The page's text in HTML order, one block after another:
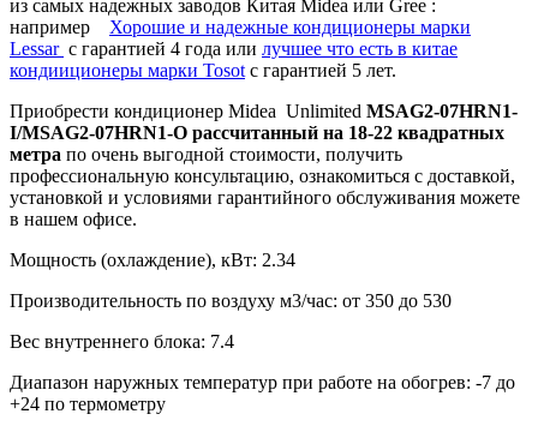
из самых надежных заводов Китая Midea или Gree :
например Хорошие и надежные кондиционеры марки
Lessar c гарантией 4 года или лучшее что есть в китае
кондииционеры марки Tosot с гарантией 5 лет.
Приобрести кондиционер Midea Unlimited MSAG2-07HRN1-
I/MSAG2-07HRN1-O рассчитанный на 18-22 квадратных
метра по очень выгодной стоимости, получить
профессиональную консультацию, ознакомиться с доставкой,
установкой и условиями гарантийного обслуживания можете
в нашем офисе.
Мощность (охлаждение), кВт: 2.34
Производительность по воздуху м3/час: от 350 до 530
Вес внутреннего блока: 7.4
Диапазон наружных температур при работе на обогрев: -7 до
+24 по термометру